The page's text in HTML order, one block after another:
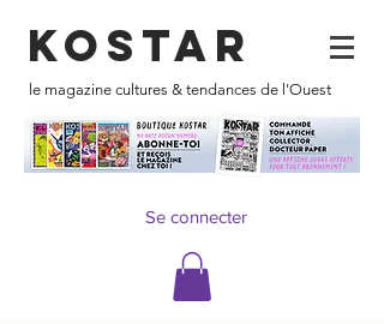
KOSTAR
le magazine cultures & tendances de l'Ouest
Se connecter